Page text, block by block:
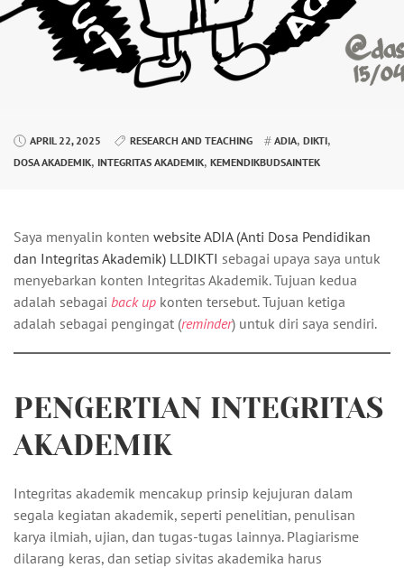
APRIL 22, 2025 RESEARCH AND TEACHING ADIA, DIKTI,
DOSA AKADEMIK, INTEGRITAS AKADEMIK, KEMENDIKBUDSAINTEK
Saya menyalin konten website ADIA (Anti Dosa Pendidikan
dan Integritas Akademik) LLDIKTI sebagai upaya saya untuk
menyebarkan konten Integritas Akademik. Tujuan kedua
adalah sebagai back up konten tersebut. Tujuan ketiga
adalah sebagai pengingat (reminder) untuk diri saya sendiri.
PENGERTIAN INTEGRITAS
AKADEMIK
Integritas akademik mencakup prinsip kejujuran dalam
segala kegiatan akademik, seperti penelitian, penulisan
karya ilmiah, ujian, dan tugas-tugas lainnya. Plagiarisme
dilarang keras, dan setiap sivitas akademika harus